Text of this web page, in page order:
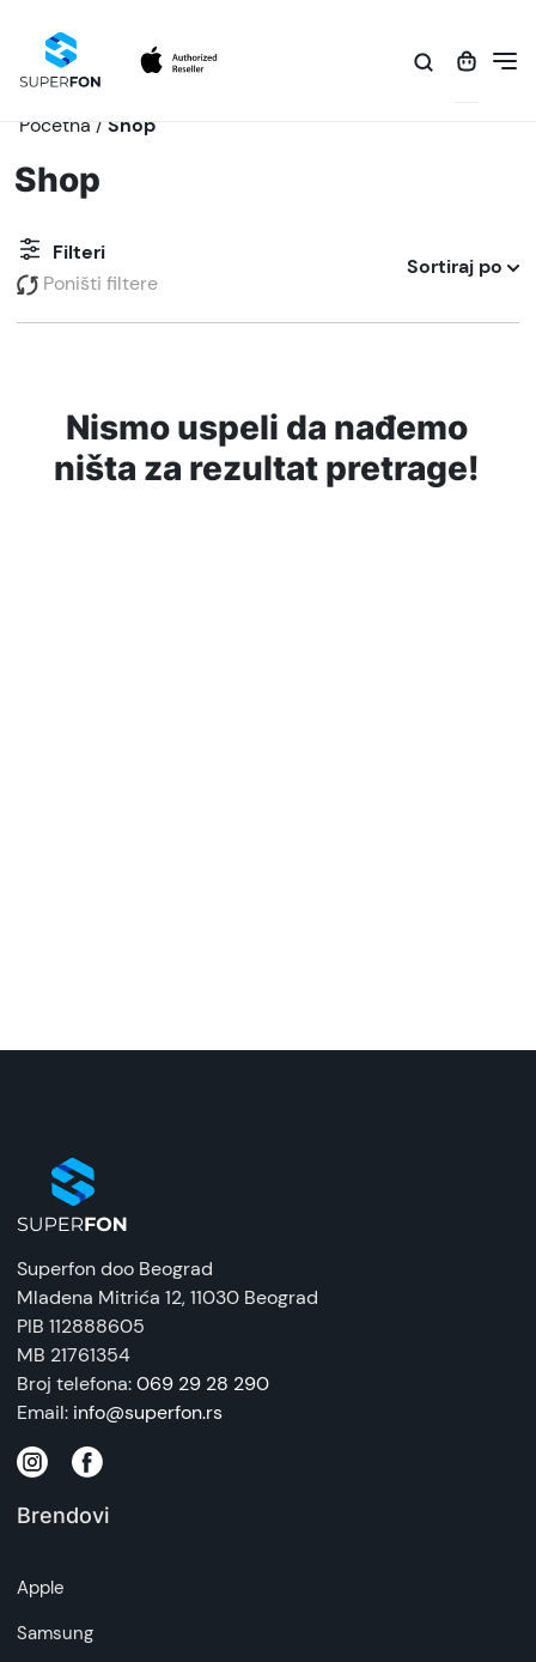
Početna / Shop
Shop
Filteri
Poništi filtere
Sortiraj po
Nismo uspeli da nađemo
ništa za rezultat pretrage!
Superfon doo Beograd
Mladena Mitrića 12, 11030 Beograd
PIB 112888605
MB 21761354
Broj telefona:069 29 28 290
Email: info@superfon.rs
Brendovi
Apple
Samsung